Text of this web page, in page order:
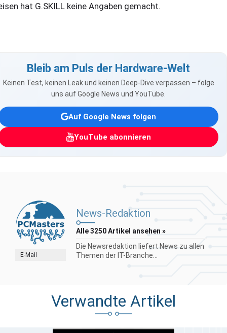
hat G.SKILL keine Angaben gemacht.
Bleib am Puls der Hardware-Welt
Keinen Test, keinen Leak und keinen Deep-Dive verpassen – folge
uns auf Google News und YouTube.
Auf Google News folgen
YouTube abonnieren
E-Mail
News-Redaktion
Alle 3250 Artikel ansehen »
Die Newsredaktion liefert News zu allen
Themen der IT-Branche...
Verwandte Artikel